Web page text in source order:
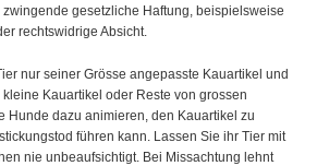
gesetzliche Haftung, beispielsweise
rechtswidrige Absicht.
nur seiner Grösse angepasste Kauartikel und
Kauartikel oder Reste von grossen
Hunde dazu animieren, den Kauartikel zu
führen kann. Lassen Sie ihr Tier mit
nie unbeaufsichtigt. Bei Missachtung lehnt